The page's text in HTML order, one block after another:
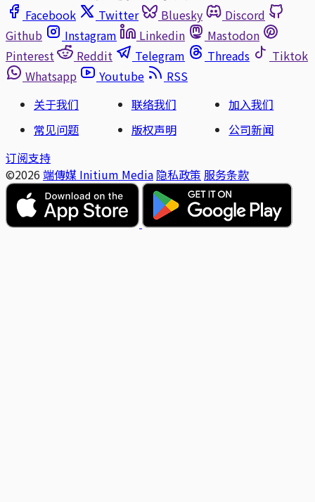
Facebook
Twitter Bluesky
Discord
Github
Instagram Linkedin
Mastodon
Pinterest
Reddit Telegram Threads
Tiktok
Whatsapp
Youtube
RSS
关于我们
联络我们
加入我们
常见问题
版权声明
公司新闻
订阅支持
©2026 端傳媒 Initium Media 隐私政策 服务条款